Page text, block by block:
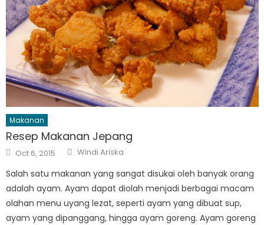
Makanan
Resep Makanan Jepang
Posted
on
Oct 6, 2015 Author
Windi Ariska
Salah satu makanan yang sangat disukai oleh banyak orang
adalah ayam. Ayam dapat diolah menjadi berbagai macam
olahan menu uyang lezat, seperti ayam yang dibuat sup,
ayam yang dipanggang, hingga ayam goreng. Ayam goreng